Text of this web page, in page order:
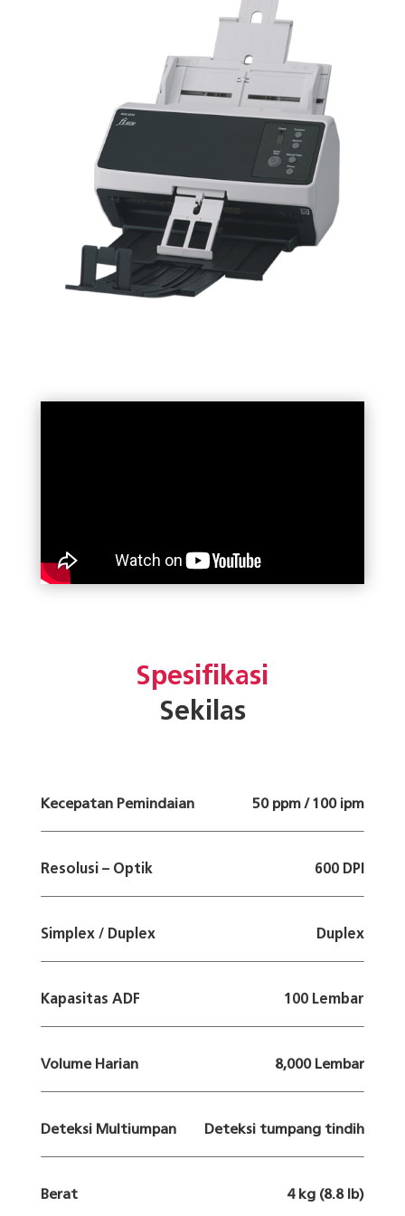
Spesifikasi
Sekilas
Kecepatan Pemindaian 50 ppm / 100 ipm
Resolusi – Optik 600 DPI
Simplex / Duplex Duplex
Kapasitas ADF 100 Lembar
Volume Harian 8,000 Lembar
Deteksi Multiumpan Deteksi tumpang tindih
Berat 4 kg (8.8 lb)